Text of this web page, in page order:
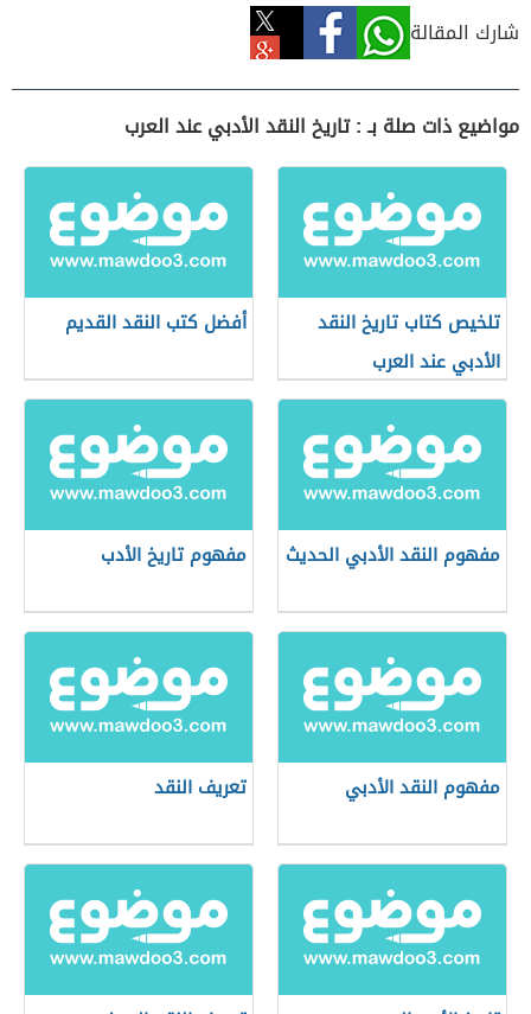
شارك المقالة
مواضيع ذات صلة بـ : تاريخ النقد الأدبي عند العرب
تلخيص كتاب تاريخ النقد
الأدبي عند العرب
أفضل كتب النقد القديم
مفهوم النقد الأدبي الحديث مفهوم تاريخ الأدب
مفهوم النقد الأدبي تعريف النقد